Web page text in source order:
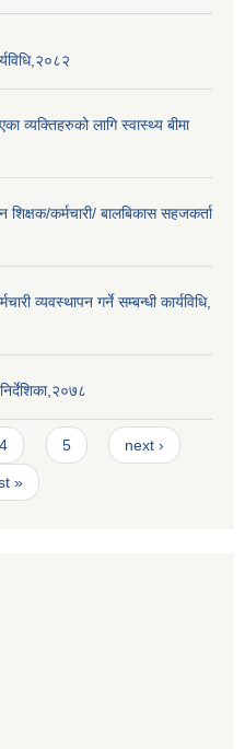
व्यक्तिहरुको लागि स्वास्थ्य बीमा
शिक्षक/कर्मचारी/ बालबिकास सहजकर्ता
व्यवस्थापन गर्ने सम्बन्धी कार्यविधि,
4 5 next ›
»